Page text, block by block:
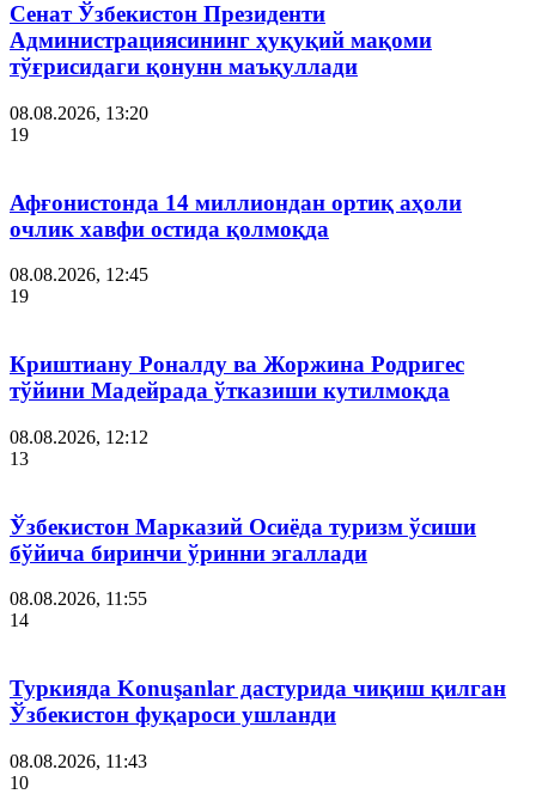
Сенат Ўзбекистон Президенти
Администрациясининг ҳуқуқий мақоми
тўғрисидаги қонунн маъқуллади
08.08.2026, 13:20
19
Афғонистонда 14 миллиондан ортиқ аҳоли
очлик хавфи остида қолмоқда
08.08.2026, 12:45
19
Криштиану Роналду ва Жоржина Родригес
тўйини Мадейрада ўтказиши кутилмоқда
08.08.2026, 12:12
13
Ўзбекистон Марказий Осиёда туризм ўсиши
бўйича биринчи ўринни эгаллади
08.08.2026, 11:55
14
Туркияда Konuşanlar дастурида чиқиш қилган
Ўзбекистон фуқароси ушланди
08.08.2026, 11:43
10